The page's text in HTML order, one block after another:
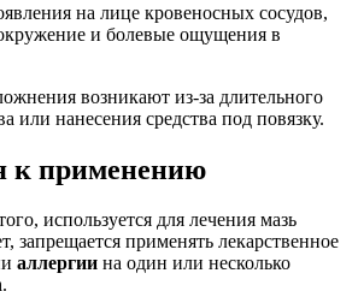
на лице кровеносных сосудов,
и болевые ощущения в
возникают из-за длительного
или нанесения средства под повязку.
к применению
используется для лечения мазь
запрещается применять лекарственное
аллергии на один или несколько